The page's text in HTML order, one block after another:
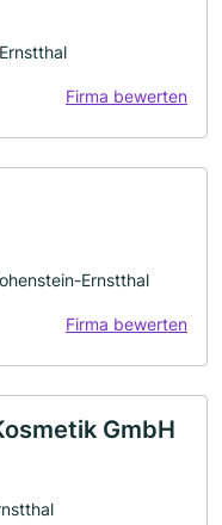
Firma bewerten
Ernstthal
Firma bewerten
GmbH